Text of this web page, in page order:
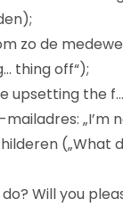
zo de
thing off“);
upsetting the
„I’m
Will you